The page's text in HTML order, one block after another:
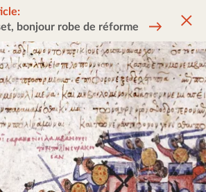
bonjour robe de réforme